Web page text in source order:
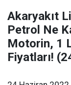
Akaryakıt
Petrol Ne
Motorin, 1
Fiyatları!